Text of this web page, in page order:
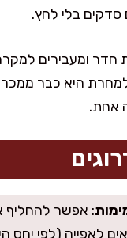
בלי לחץ.
למחרת היא כבר
אחת.
: אפשר להחליף
לאפייה (לפי יחס